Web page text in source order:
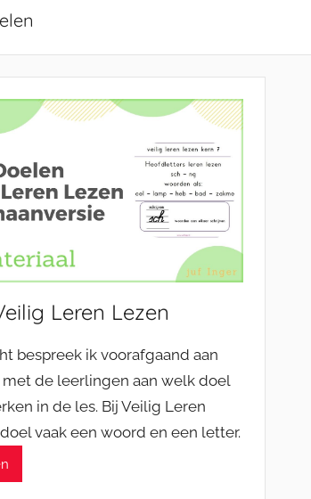
Leren Lezen
bespreek ik voorafgaand aan
de leerlingen aan welk doel
in de les. Bij Veilig Leren
vaak een woord en een letter.